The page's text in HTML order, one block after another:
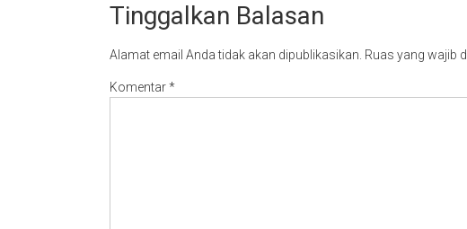
Tinggalkan Balasan
Alamat email Anda tidak akan dipublikasikan. Ruas yang wajib
Komentar*